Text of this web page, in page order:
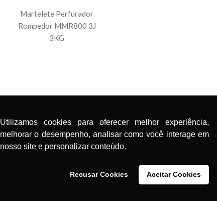
Utilizamos cookies para oferecer melhor experiência,
melhorar o desempenho, analisar como você interage em
nosso site e personalizar conteúdo.
Recusar Cookies Aceitar Cookies
Martelete Perfurador
Rompedor MMR800 3J
3KG